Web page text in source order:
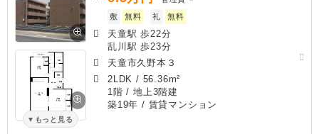
もっと見る
敷
無料 礼 無料
天童駅 歩22分
乱川駅 歩23分
天童市久野本３
2LDK / 56.36m²
1階 / 地上3階建
築19年 / 賃貸マンション